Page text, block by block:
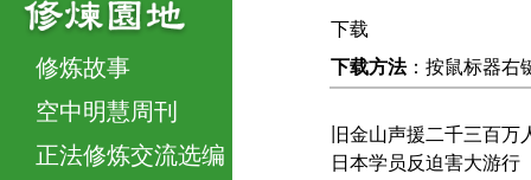
修炼故事
空中明慧周刊
正法修炼交流选编
下载
下载方法：按鼠标器右
旧金山声援二千三百
日本学员反迫害大游